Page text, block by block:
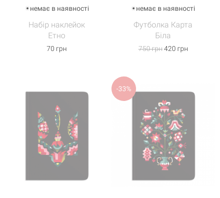
немає в наявності
Набір наклейок
Етно
70 грн
немає в наявності
Футболка Карта
Біла
750 грн420 грн
-33%